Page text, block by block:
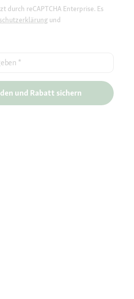
durch reCAPTCHA Enterprise. Es
und
*
und Rabatt sichern